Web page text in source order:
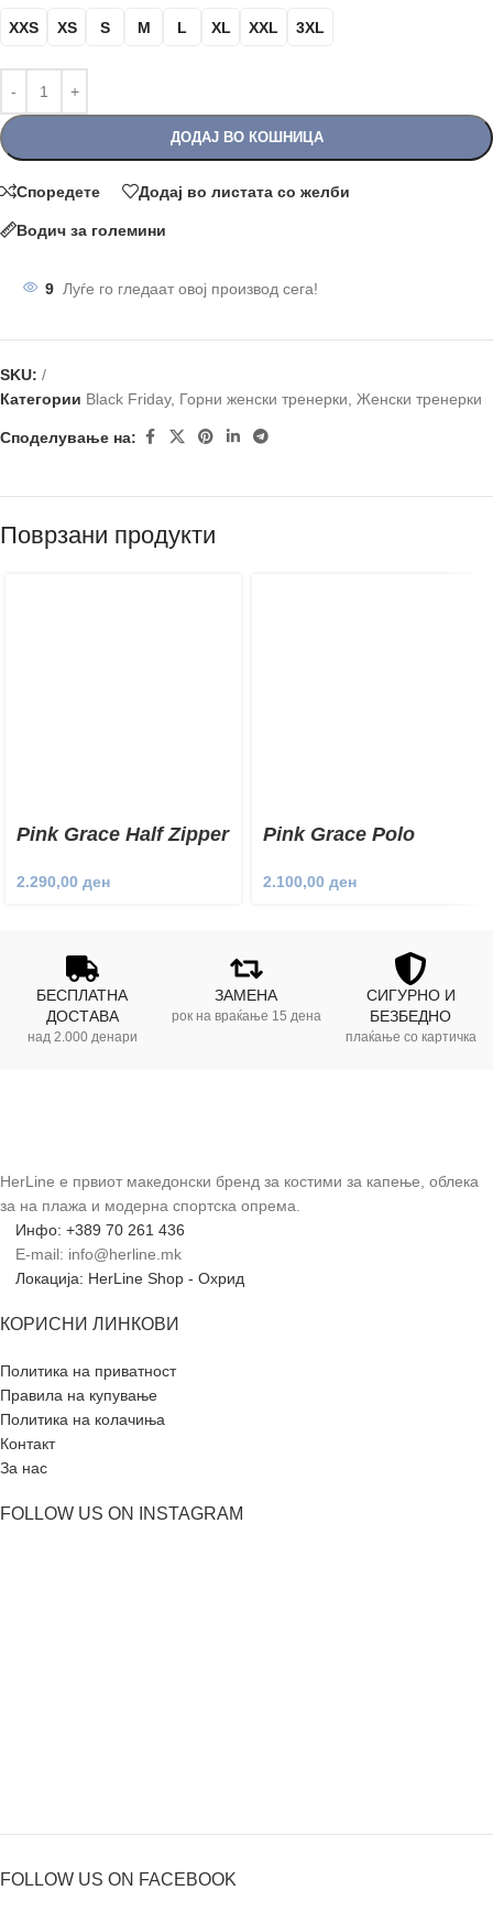
XXS XS S M L XL XXL 3XL
ДОДАЈ ВО КОШНИЦА
Споредете Додај во листата со желби
Водич за големини
9 Луѓе го гледаат овој производ сега!
SKU: /
Категории Black Friday, Горни женски тренерки, Женски тренерки
Споделување на:
Поврзани продукти
Pink Grace Half Zipper
2.290,00 ден
Pink Grace Polo
2.100,00 ден
БЕСПЛАТНА
ДОСТАВА
над 2.000 денари
ЗАМЕНА
рок на враќање 15 дена
СИГУРНО И
БЕЗБЕДНО
плаќање со картичка
HerLine е првиот македонски бренд за костими за капење, облека
за на плажа и модерна спортска опрема.
Инфо: +389 70 261 436
E-mail: info@herline.mk
Локација: HerLine Shop - Охрид
КОРИСНИ ЛИНКОВИ
Политика на приватност
Правила на купување
Политика на колачиња
Контакт
За нас
FOLLOW US ON INSTAGRAM
FOLLOW US ON FACEBOOK